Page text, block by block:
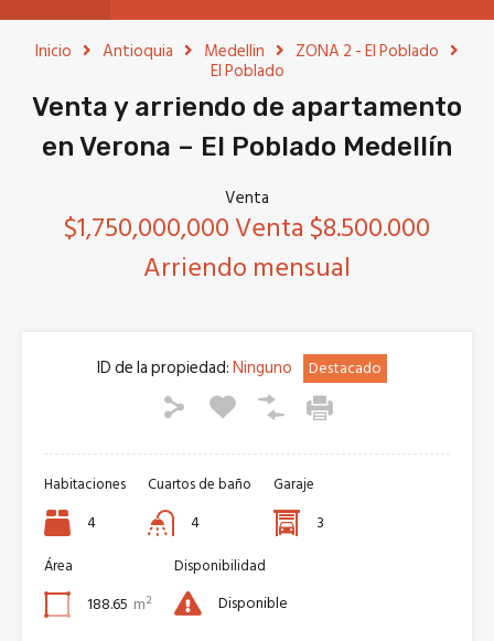
Inicio Antioquia Medellin ZONA 2 - El Poblado
El Poblado
Venta y arriendo de apartamento
en Verona – El Poblado Medellín
Venta
$1,750,000,000 Venta $8.500.000
Arriendo mensual
ID de la propiedad:Ninguno Destacado
Habitaciones
4
Cuartos de baño
4
Garaje
3
Área
188.65 m²
Disponibilidad
Disponible